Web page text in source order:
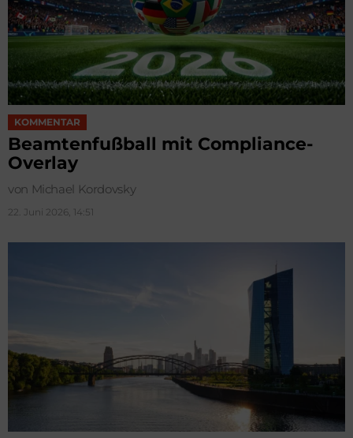
KOMMENTAR
Beamtenfußball mit Compliance-
Overlay
von Michael Kordovsky
22. Juni 2026, 14:51